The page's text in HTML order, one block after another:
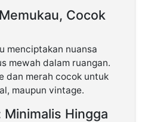
Cocok
menciptakan nuansa
mewah dalam ruangan.
dan merah cocok untuk
maupun vintage.
Minimalis Hingga